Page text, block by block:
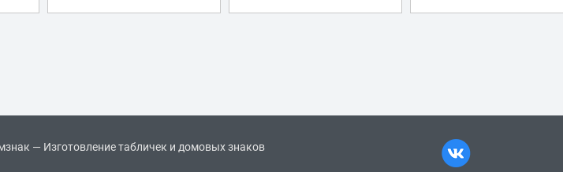
— Изготовление табличек и домовых знаков